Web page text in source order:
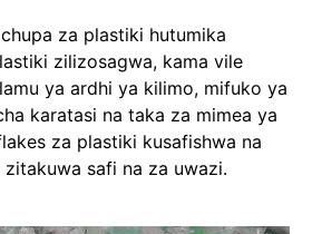
za plastiki hutumika
zilizosagwa, kama vile
ya ardhi ya kilimo, mifuko ya
karatasi na taka za mimea ya
za plastiki kusafishwa na
zitakuwa safi na za uwazi.